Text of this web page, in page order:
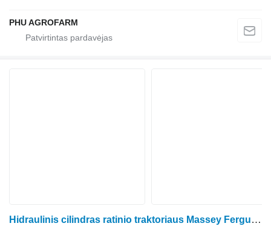
PHU AGROFARM
Hidraulinis cilindras ratinio traktoriaus Massey Ferguson 3060